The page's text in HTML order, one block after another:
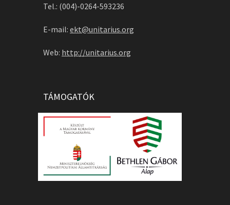
Tel.: (004)-0264-593236
E-mail: ekt@unitarius.org
Web: http://unitarius.org
TÁMOGATÓK